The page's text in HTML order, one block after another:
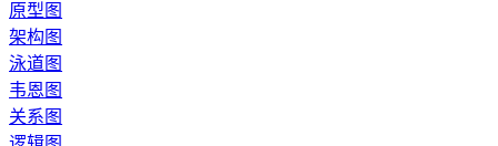
原型图
架构图
泳道图
韦恩图
关系图